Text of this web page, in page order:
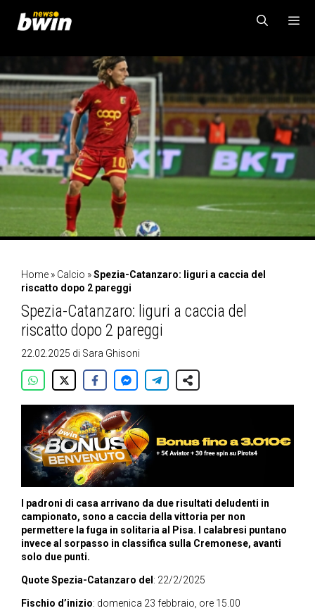
contenuto
Home » Calcio »Spezia-Catanzaro: liguri a caccia del
riscatto dopo 2 pareggi
Spezia-Catanzaro: liguri a caccia del
riscatto dopo 2 pareggi
22.02.2025 di Sara Ghisoni
I padroni di casa arrivano da due risultati deludenti in
campionato, sono a caccia della vittoria per non
permettere la fuga in solitaria al Pisa. I calabresi puntano
invece al sorpasso in classifica sulla Cremonese, avanti
solo due punti.
Quote Spezia-Catanzaro del : 22/2/2025
Fischio d’inizio: domenica 23 febbraio, ore 15.00